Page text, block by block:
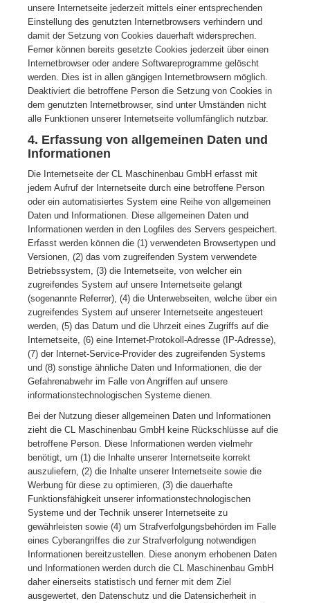
unsere Internetseite jederzeit mittels einer entsprechenden
Einstellung des genutzten Internetbrowsers verhindern und
damit der Setzung von Cookies dauerhaft widersprechen.
Ferner können bereits gesetzte Cookies jederzeit über einen
Internetbrowser oder andere Softwareprogramme gelöscht
werden. Dies ist in allen gängigen Internetbrowsern möglich.
Deaktiviert die betroffene Person die Setzung von Cookies in
dem genutzten Internetbrowser, sind unter Umständen nicht
alle Funktionen unserer Internetseite vollumfänglich nutzbar.
4. Erfassung von allgemeinen Daten und
Informationen
Die Internetseite der CL Maschinenbau GmbH erfasst mit
jedem Aufruf der Internetseite durch eine betroffene Person
oder ein automatisiertes System eine Reihe von allgemeinen
Daten und Informationen. Diese allgemeinen Daten und
Informationen werden in den Logfiles des Servers gespeichert.
Erfasst werden können die (1) verwendeten Browsertypen und
Versionen, (2) das vom zugreifenden System verwendete
Betriebssystem, (3) die Internetseite, von welcher ein
zugreifendes System auf unsere Internetseite gelangt
(sogenannte Referrer), (4) die Unterwebseiten, welche über ein
zugreifendes System auf unserer Internetseite angesteuert
werden, (5) das Datum und die Uhrzeit eines Zugriffs auf die
Internetseite, (6) eine Internet-Protokoll-Adresse (IP-Adresse),
(7) der Internet-Service-Provider des zugreifenden Systems
und (8) sonstige ähnliche Daten und Informationen, die der
Gefahrenabwehr im Falle von Angriffen auf unsere
informationstechnologischen Systeme dienen.
Bei der Nutzung dieser allgemeinen Daten und Informationen
zieht die CL Maschinenbau GmbH keine Rückschlüsse auf die
betroffene Person. Diese Informationen werden vielmehr
benötigt, um (1) die Inhalte unserer Internetseite korrekt
auszuliefern, (2) die Inhalte unserer Internetseite sowie die
Werbung für diese zu optimieren, (3) die dauerhafte
Funktionsfähigkeit unserer informationstechnologischen
Systeme und der Technik unserer Internetseite zu
gewährleisten sowie (4) um Strafverfolgungsbehörden im Falle
eines Cyberangriffes die zur Strafverfolgung notwendigen
Informationen bereitzustellen. Diese anonym erhobenen Daten
und Informationen werden durch die CL Maschinenbau GmbH
daher einerseits statistisch und ferner mit dem Ziel
ausgewertet, den Datenschutz und die Datensicherheit in